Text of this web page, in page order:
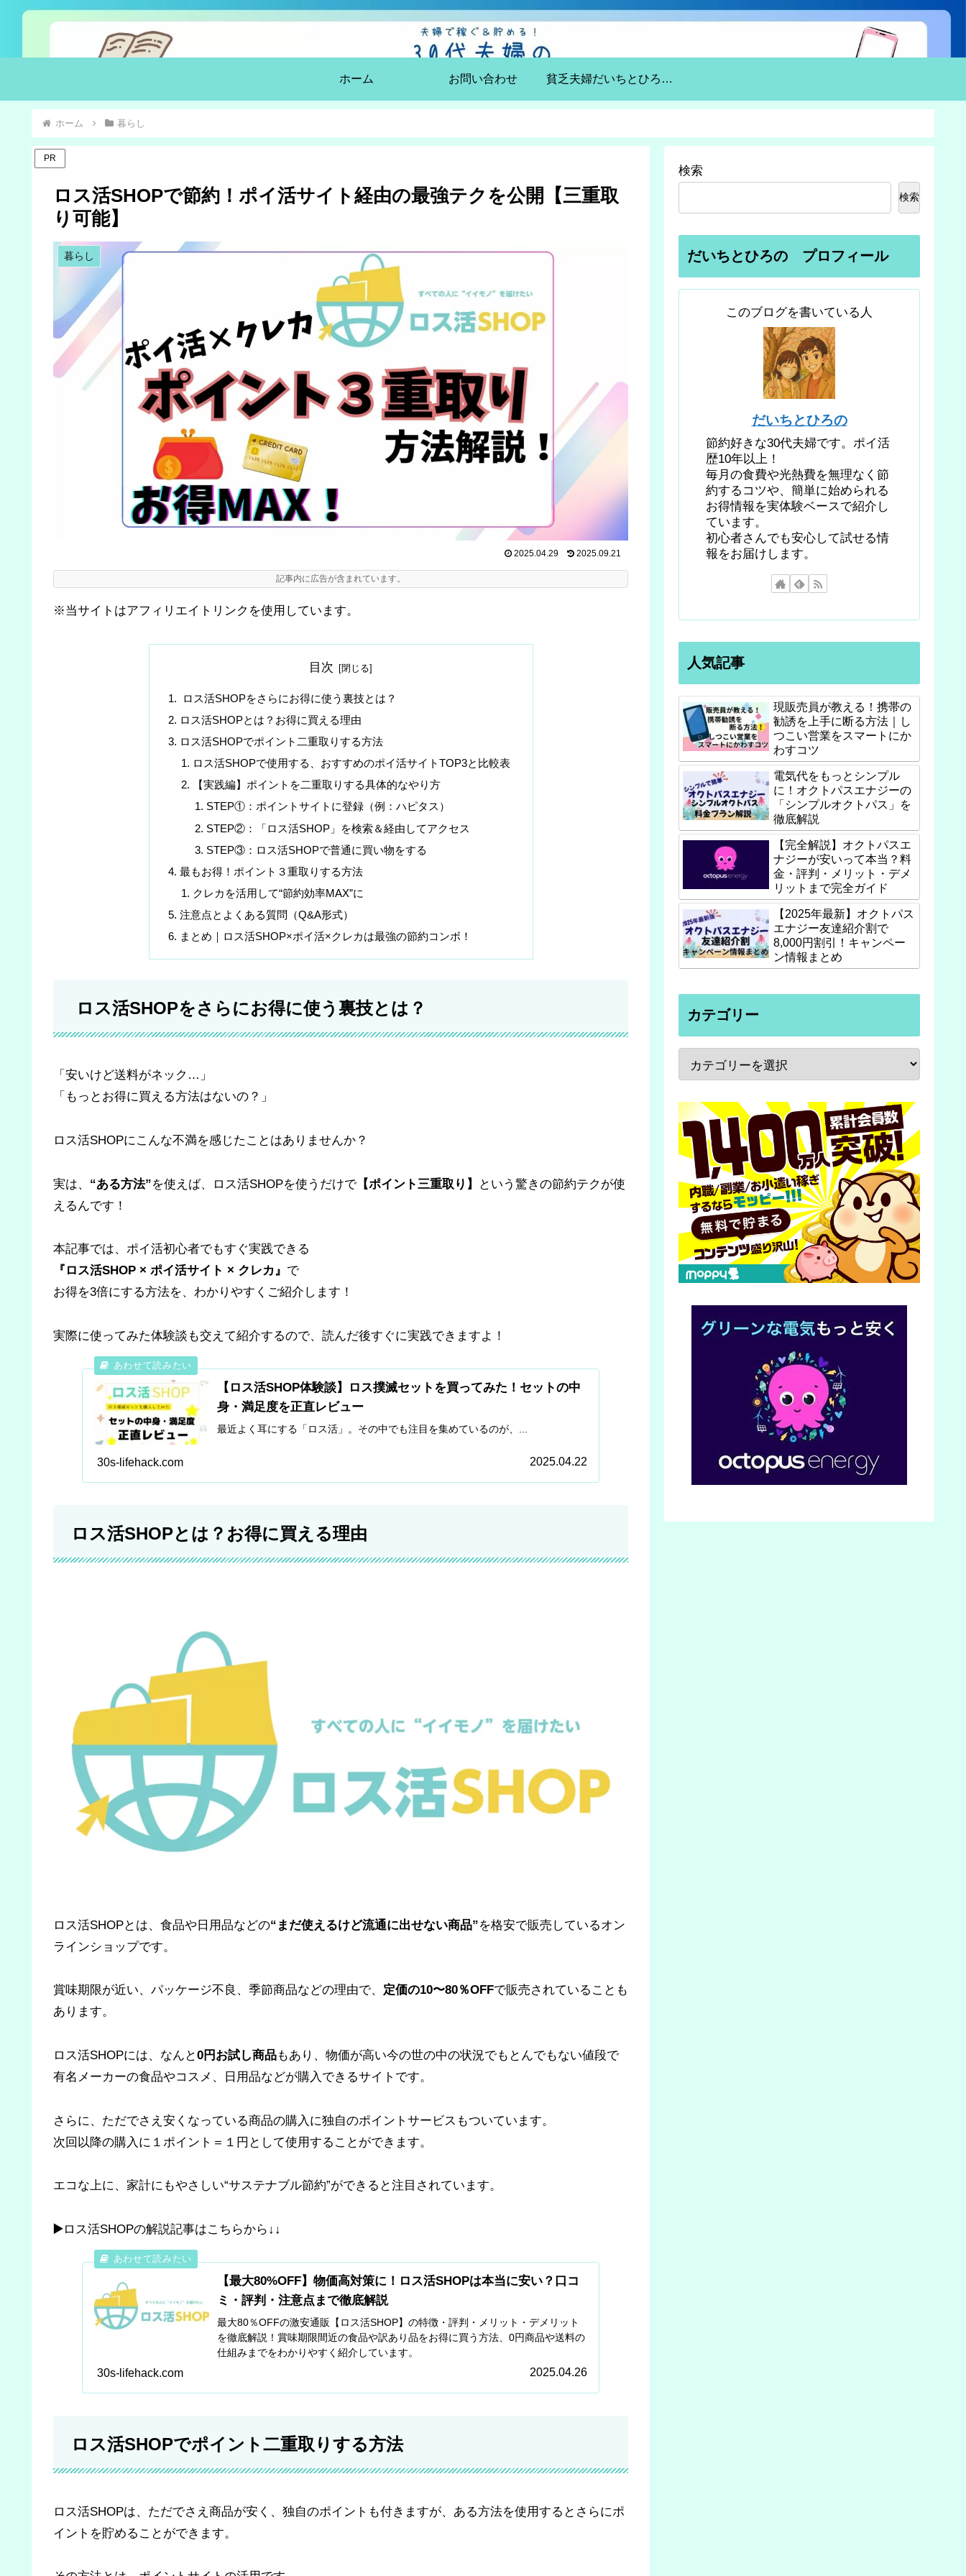
ホーム お問い合わせ 貧乏夫婦だいちとひろのの自己紹介
ホーム 暮らし
PR
ロス活SHOPで節約！ポイ活サイト経由の最強テクを公開【三重取
り可能】
暮らし
2025.04.29 2025.09.21
記事内に広告が含まれています。
※当サイトはアフィリエイトリンクを使用しています。
目次
ロス活SHOPをさらにお得に使う裏技とは？
ロス活SHOPとは？お得に買える理由
ロス活SHOPでポイント二重取りする方法
ロス活SHOPで使用する、おすすめのポイ活サイトTOP3と比較表
【実践編】ポイントを二重取りする具体的なやり方
STEP①：ポイントサイトに登録（例：ハピタス）
STEP②：「ロス活SHOP」を検索＆経由してアクセス
STEP③：ロス活SHOPで普通に買い物をする
最もお得！ポイント３重取りする方法
クレカを活用して“節約効率MAX”に
注意点とよくある質問（Q&A形式）
まとめ｜ロス活SHOP×ポイ活×クレカは最強の節約コンボ！
ロス活SHOPをさらにお得に使う裏技とは？
「安いけど送料がネック…」
「もっとお得に買える方法はないの？」
ロス活SHOPにこんな不満を感じたことはありませんか？
実は、 “ある方法”を使えば、ロス活SHOPを使うだけで【ポイント三重取り】
という驚きの節約テクが使
えるんです！
本記事では、ポイ活初心者でもすぐ実践できる
『ロス活SHOP × ポイ活サイト × クレカ』 で
お得を3倍にする方法を、わかりやすくご紹介します！
実際に使ってみた体験談も交えて紹介するので、読んだ後すぐに実践できますよ！
【ロス活SHOP体験談】ロス撲滅セットを買ってみた！セットの中
身・満足度を正直レビュー
最近よく耳にする「ロス活」。その中でも注目を集めているのが、...
30s-lifehack.com 2025.04.22
ロス活SHOPとは？お得に買える理由
ロス活SHOPとは、食品や日用品などの“まだ使えるけど流通に出せない商品”を格安で販売しているオン
ラインショップです。
賞味期限が近い、パッケージ不良、季節商品などの理由で、 定価の10〜80％OFFで販売されていることも
あります。
ロス活SHOPには、なんと0円お試し商品もあり、物価が高い今の世の中の状況でもとんでもない値段で
有名メーカーの食品やコスメ、日用品などが購入できるサイトです。
さらに、ただでさえ安くなっている商品の購入に独自のポイントサービスもついています。
次回以降の購入に１ポイント＝１円として使用することができます。
エコな上に、家計にもやさしい“サステナブル節約”ができると注目されています。
▶️ロス活SHOPの解説記事はこちらから↓↓
【最大80%OFF】物価高対策に！ロス活SHOPは本当に安い？口コ
ミ・評判・注意点まで徹底解説
最大80％OFFの激安通販【ロス活SHOP】の特徴・評判・メリット・デメリット
を徹底解説！賞味期限間近の食品や訳あり品をお得に買う方法、0円商品や送料の
仕組みまでをわかりやすく紹介しています。
30s-lifehack.com 2025.04.26
ロス活SHOPでポイント二重取りする方法
ロス活SHOPは、ただでさえ商品が安く、独自のポイントも付きますが、ある方法を使用するとさらにポ
イントを貯めることができます。
検索
検索
だいちとひろの プロフィール
このブログを書いている人
だいちとひろの
節約好きな30代夫婦です。ポイ活
歴10年以上！
毎月の食費や光熱費を無理なく節
約するコツや、簡単に始められる
お得情報を実体験ベースで紹介し
ています。
初心者さんでも安心して試せる情
報をお届けします。
人気記事
現販売員が教える！携帯の
勧誘を上手に断る方法｜し
つこい営業をスマートにか
わすコツ
電気代をもっとシンプル
に！オクトパスエナジーの
「シンプルオクトパス」を
徹底解説
【完全解説】オクトパスエ
ナジーが安いって本当？料
金・評判・メリット・デメ
リットまで完全ガイド
【2025年最新】オクトパス
エナジー友達紹介割で
8,000円割引！キャンペー
ン情報まとめ
カテゴリー